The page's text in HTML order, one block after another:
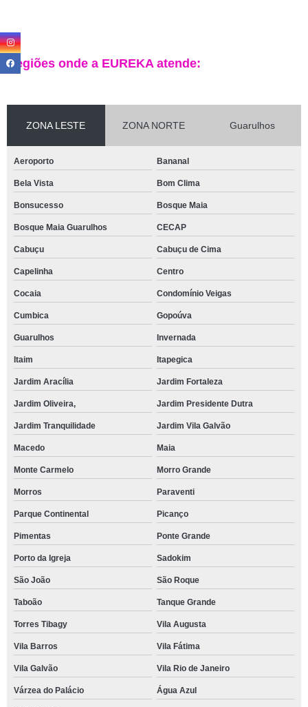
Regiões onde a EUREKA atende:
ZONA LESTE ZONA NORTE Guarulhos
Aeroporto Bananal
Bela Vista Bom Clima
Bonsucesso Bosque Maia
Bosque Maia Guarulhos CECAP
Cabuçu Cabuçu de Cima
Capelinha Centro
Cocaia Condomínio Veigas
Cumbica Gopoúva
Guarulhos Invernada
Itaim Itapegica
Jardim Aracília Jardim Fortaleza
Jardim Oliveira, Jardim Presidente Dutra
Jardim Tranquilidade Jardim Vila Galvão
Macedo Maia
Monte Carmelo Morro Grande
Morros Paraventi
Parque Continental Picanço
Pimentas Ponte Grande
Porto da Igreja Sadokim
São João São Roque
Taboão Tanque Grande
Torres Tibagy Vila Augusta
Vila Barros Vila Fátima
Vila Galvão Vila Rio de Janeiro
Várzea do Palácio Água Azul